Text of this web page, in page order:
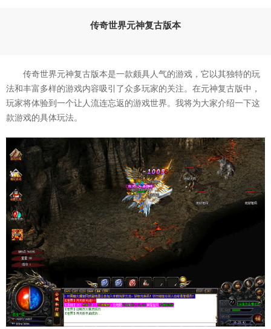
传奇世界元神复古版本
传奇世界元神复古版本是一款颇具人气的游戏，它以其独特的玩
法和丰富多样的游戏内容吸引了众多玩家的关注。在元神复古版中，
玩家将体验到一个让人流连忘返的游戏世界。我将为大家介绍一下这
款游戏的具体玩法。